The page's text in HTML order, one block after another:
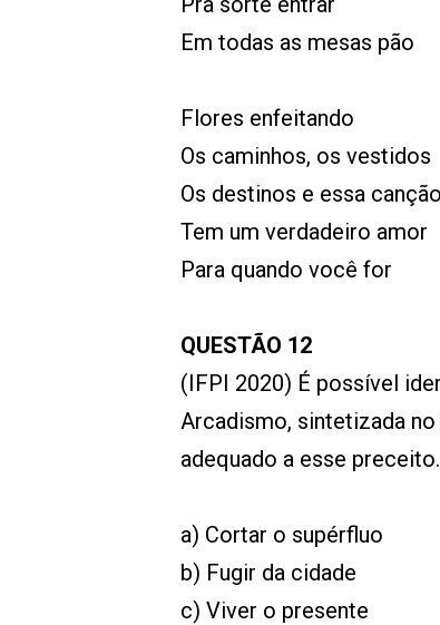
Em todas as mesas pão
Flores enfeitando
Os caminhos, os vestidos
Os destinos e essa canção
Tem um verdadeiro amor
Para quando você for
QUESTÃO 12
(IFPI 2020) É possível
Arcadismo, sintetizada
adequado a esse preceito.
a) Cortar o supérfluo
b) Fugir da cidade
c) Viver o presente